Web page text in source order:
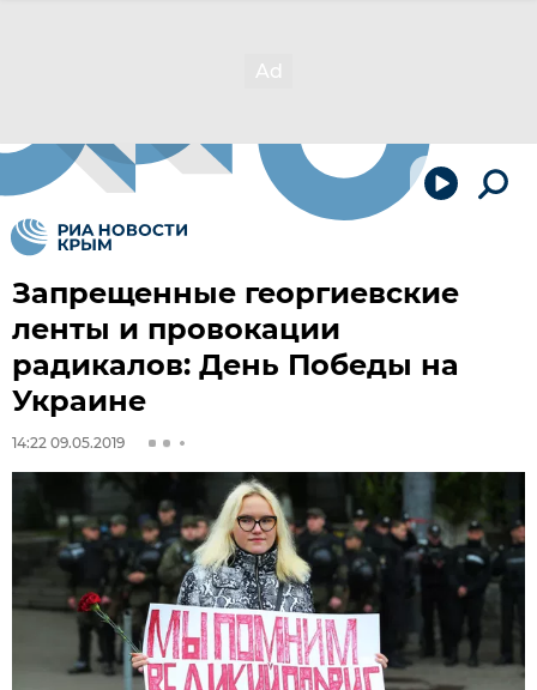
Запрещенные георгиевские
ленты и провокации
радикалов: День Победы на
Украине
14:22 09.05.2019